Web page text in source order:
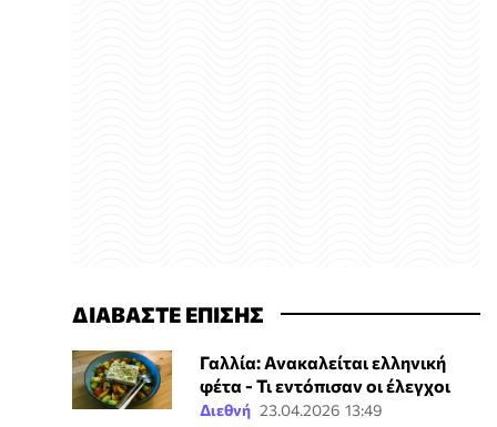
ΔΙΑΒΑΣΤΕ ΕΠΙΣΗΣ
Γαλλία: Ανακαλείται ελληνική
φέτα - Τι εντόπισαν οι έλεγχοι
Διεθνή 23.04.2026 13:49